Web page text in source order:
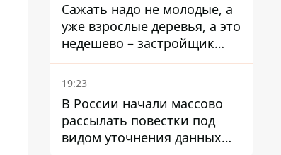
заместителем Галущенко
Сажать надо не молодые, а
уже взрослые деревья, а это
недешево – застройщик
Никонов
19:23
В России начали массово
рассылать повестки под
видом уточнения данных